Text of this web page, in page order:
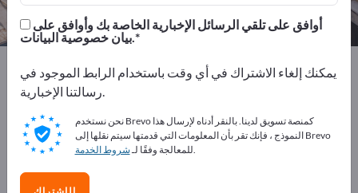
Exportpages قسم الإنشاء أجهزة بناء آلات بناء الأنفاق
أعلن مجانًا على Exportpages!
الاحتياجات – العروض – السلع المستعملة – جهات الاتصال
التجارية >> ابدأ من هنا
بيان خصوصية البيانات.
يمكنك إلغاء الاشتراك في أي وقت باستخدام الرابط الموجود في
رسالتنا الإخبارية.
نحن نستخدم Brevo كمنصة تسويق لدينا. بالنقر أدناه لإرسال هذا
النموذج ، فإنك تقر بأن المعلومات التي قدمتها سيتم نقلها إلى Brevo
للمعالجة وفقًا لـشروط الخدمة .